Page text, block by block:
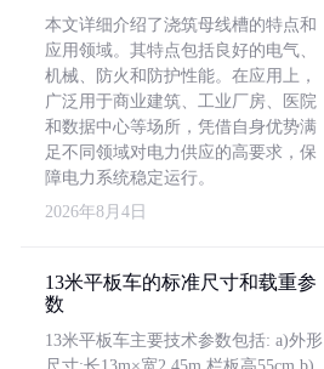
本文详细介绍了浇筑母线槽的特点和
应用领域。其特点包括良好的电气、
机械、防火和防护性能。在应用上，
广泛用于商业建筑、工业厂房、医院
和数据中心等场所，凭借自身优势满
足不同领域对电力供应的高要求，保
障电力系统稳定运行。
2026年8月4日
13米平板车的标准尺寸和载重参
数
13米平板车主要技术参数包括: a)外形